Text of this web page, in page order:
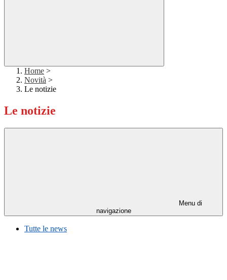
Home >
Novità >
Le notizie
Le notizie
Menu di
navigazione
Tutte le news